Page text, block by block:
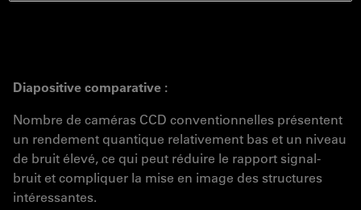
Diapositive comparative :
Nombre de caméras CCD conventionnelles présentent
un rendement quantique relativement bas et un niveau
de bruit élevé, ce qui peut réduire le rapport signal-
bruit et compliquer la mise en image des structures
intéressantes.